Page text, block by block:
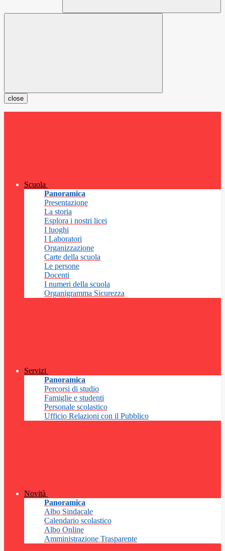
close
Scuola
Panoramica
Presentazione
La storia
Esplora i nostri licei
I luoghi
I Laboratori
Organizzazione
Carte della scuola
Le persone
Docenti
I numeri della scuola
Organigramma Sicurezza
Servizi
Panoramica
Percorsi di studio
Famiglie e studenti
Personale scolastico
Ufficio Relazioni con il Pubblico
Novità
Panoramica
Albo Sindacale
Calendario scolastico
Albo Online
Amministrazione Trasparente